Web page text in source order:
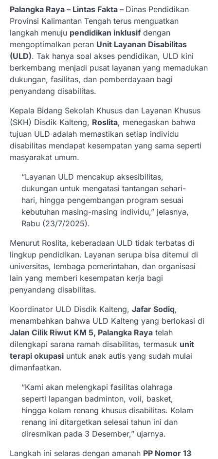
Palangka Raya – Lintas Fakta – Dinas Pendidikan
Provinsi Kalimantan Tengah terus menguatkan
langkah menuju pendidikan inklusif dengan
mengoptimalkan peran Unit Layanan Disabilitas
(ULD). Tak hanya soal akses pendidikan, ULD kini
berkembang menjadi pusat layanan yang memadukan
dukungan, fasilitas, dan pemberdayaan bagi
penyandang disabilitas.
Kepala Bidang Sekolah Khusus dan Layanan Khusus
(SKH) Disdik Kalteng, Roslita, menegaskan bahwa
tujuan ULD adalah memastikan setiap individu
disabilitas mendapat kesempatan yang sama seperti
masyarakat umum.
“Layanan ULD mencakup aksesibilitas,
dukungan untuk mengatasi tantangan sehari-
hari, hingga pengembangan program sesuai
kebutuhan masing-masing individu,” jelasnya,
Rabu (23/7/2025).
Menurut Roslita, keberadaan ULD tidak terbatas di
lingkup pendidikan. Layanan serupa bisa ditemui di
universitas, lembaga pemerintahan, dan organisasi
lain yang memberi kesempatan kerja bagi
penyandang disabilitas.
Koordinator ULD Disdik Kalteng, Jafar Sodiq,
menambahkan bahwa ULD Kalteng yang berlokasi di
Jalan Cilik Riwut KM 5, Palangka Raya telah
dilengkapi sarana ramah disabilitas, termasuk unit
terapi okupasi untuk anak autis yang sudah mulai
dimanfaatkan.
“Kami akan melengkapi fasilitas olahraga
seperti lapangan badminton, voli, basket,
hingga kolam renang khusus disabilitas. Kolam
renang ini ditargetkan selesai tahun ini dan
diresmikan pada 3 Desember,” ujarnya.
Langkah ini selaras dengan amanah PP Nomor 13